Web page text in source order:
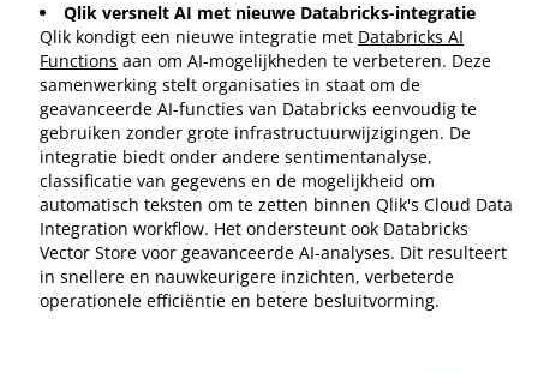
Qlik versnelt AI met nieuwe Databricks-integratie
Qlik kondigt een nieuwe integratie met Databricks AI
Functions aan om AI-mogelijkheden te verbeteren. Deze
samenwerking stelt organisaties in staat om de
geavanceerde AI-functies van Databricks eenvoudig te
gebruiken zonder grote infrastructuurwijzigingen. De
integratie biedt onder andere sentimentanalyse,
classificatie van gegevens en de mogelijkheid om
automatisch teksten om te zetten binnen Qlik's Cloud Data
Integration workflow. Het ondersteunt ook Databricks
Vector Store voor geavanceerde AI-analyses. Dit resulteert
in snellere en nauwkeurigere inzichten, verbeterde
operationele efficiëntie en betere besluitvorming.